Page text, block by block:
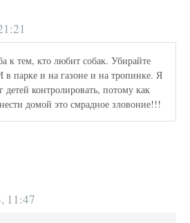
к тем, кто любит собак. Убирайте
парке и на газоне и на тропинке. Я
контролировать, потому как
домой это смрадное зловоние!!!
11:47